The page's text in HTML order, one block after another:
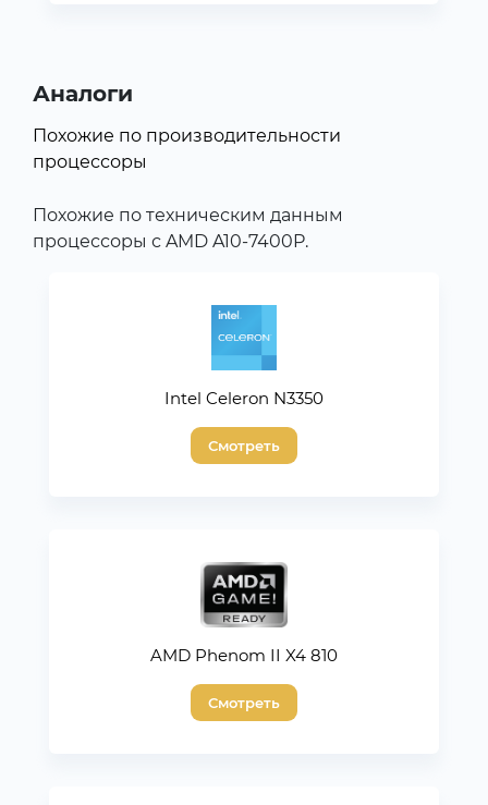
Аналоги
Похожие по производительности
процессоры
Похожие по техническим данным
процессоры с AMD A10-7400P.
Intel Celeron N3350
Смотреть
AMD Phenom II X4 810
Смотреть